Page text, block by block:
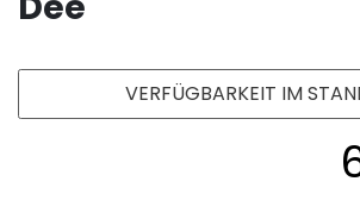
VERFÜGBARKEIT IM